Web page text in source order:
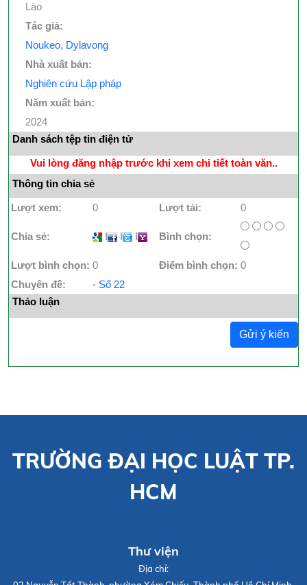
Lào
Tác giả:
Noukeo, Dylavong
Nhà xuất bản:
Nghiên cứu Lập pháp
Năm xuất bản:
2024
Danh sách tệp tin điện tử
Vui lòng đăng nhập trước khi xem chi tiết toàn văn..
Thông tin chia sẻ
Lượt xem: 0 Lượt tải: 0
Chia sẻ: I I I Bình chọn:
Lượt bình chọn: 0 Điểm bình chọn: 0
Chuyên đề:
- Số 22
Thảo luận
Gửi ý kiến
TRƯỜNG ĐẠI HỌC LUẬT TP.
HCM
Thư viện
Địa chỉ: